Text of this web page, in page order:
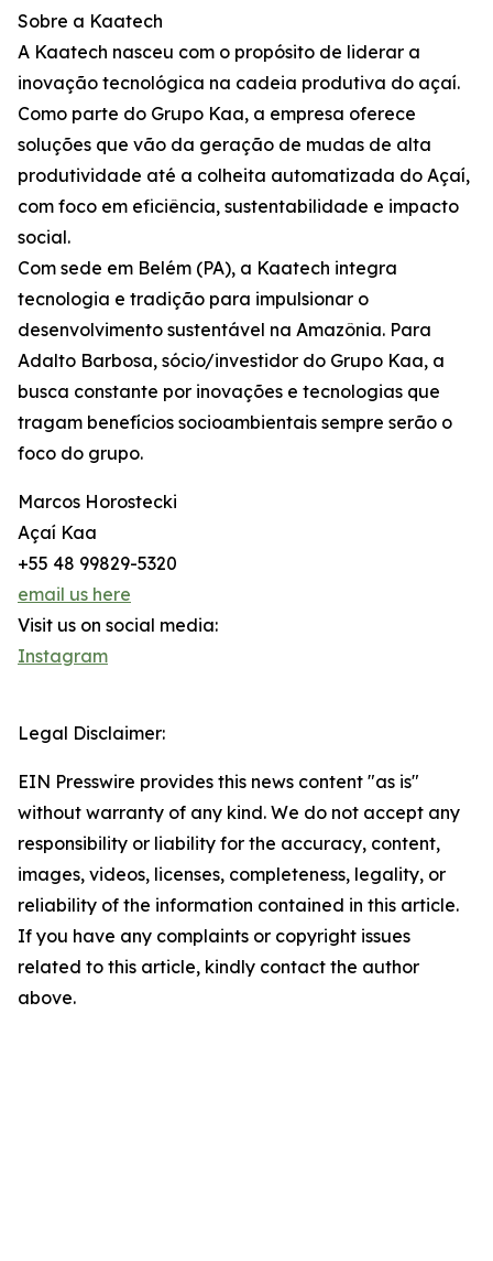
Sobre a Kaatech
A Kaatech nasceu com o propósito de liderar a
inovação tecnológica na cadeia produtiva do açaí.
Como parte do Grupo Kaa, a empresa oferece
soluções que vão da geração de mudas de alta
produtividade até a colheita automatizada do Açaí,
com foco em eficiência, sustentabilidade e impacto
social.
Com sede em Belém (PA), a Kaatech integra
tecnologia e tradição para impulsionar o
desenvolvimento sustentável na Amazônia. Para
Adalto Barbosa, sócio/investidor do Grupo Kaa, a
busca constante por inovações e tecnologias que
tragam benefícios socioambientais sempre serão o
foco do grupo.
Marcos Horostecki
Açaí Kaa
+55 48 99829-5320
email us here
Visit us on social media:
Instagram
Legal Disclaimer:
EIN Presswire provides this news content "as is"
without warranty of any kind. We do not accept any
responsibility or liability for the accuracy, content,
images, videos, licenses, completeness, legality, or
reliability of the information contained in this article.
If you have any complaints or copyright issues
related to this article, kindly contact the author
above.